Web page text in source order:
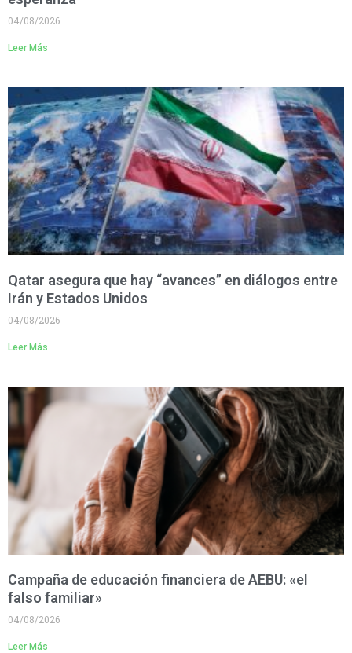
04/08/2026
Leer Más
Qatar asegura que hay “avances” en diálogos entre
Irán y Estados Unidos
04/08/2026
Leer Más
Campaña de educación financiera de AEBU: «el
falso familiar»
04/08/2026
Leer Más